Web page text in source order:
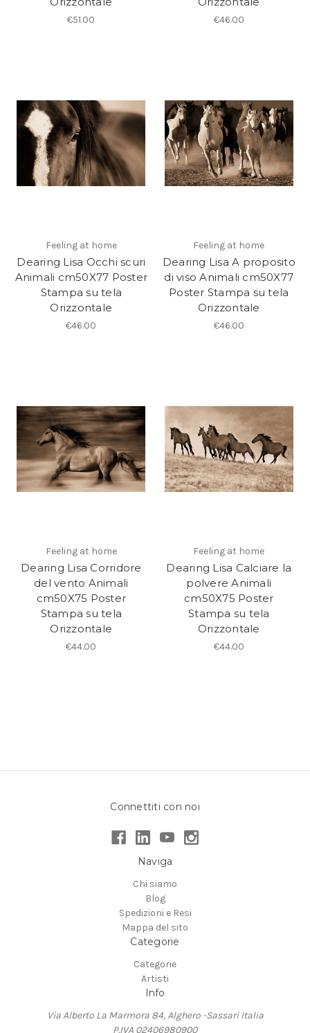
€51.00 €46.00
Feeling at home
Dearing Lisa Occhi scuri
Animali cm50X77 Poster
Stampa su tela
Orizzontale
€46.00
Feeling at home
Dearing Lisa A proposito
di viso Animali cm50X77
Poster Stampa su tela
Orizzontale
€46.00
Feeling at home
Dearing Lisa Corridore
del vento Animali
cm50X75 Poster
Stampa su tela
Orizzontale
€44.00
Feeling at home
Dearing Lisa Calciare la
polvere Animali
cm50X75 Poster
Stampa su tela
Orizzontale
€44.00
Connettiti con noi
Naviga
Chi siamo
Blog
Spedizioni e Resi
Mappa del sito
Categorie
Categorie
Artisti
Info
Via Alberto La Marmora 84, Alghero -Sassari Italia
P.IVA 02406980900